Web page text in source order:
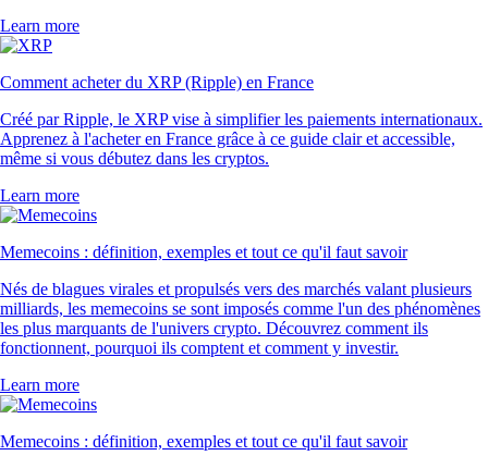
Learn more
Comment acheter du XRP (Ripple) en France
Créé par Ripple, le XRP vise à simplifier les paiements internationaux.
Apprenez à l'acheter en France grâce à ce guide clair et accessible,
même si vous débutez dans les cryptos.
Learn more
Memecoins : définition, exemples et tout ce qu'il faut savoir
Nés de blagues virales et propulsés vers des marchés valant plusieurs
milliards, les memecoins se sont imposés comme l'un des phénomènes
les plus marquants de l'univers crypto. Découvrez comment ils
fonctionnent, pourquoi ils comptent et comment y investir.
Learn more
Memecoins : définition, exemples et tout ce qu'il faut savoir